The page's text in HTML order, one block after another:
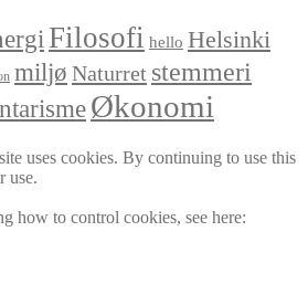
Filosofi hello Helsinki
miljø Naturret stemmeri
Økonomi
uses cookies. By continuing to use this
use.
how to control cookies, see here: